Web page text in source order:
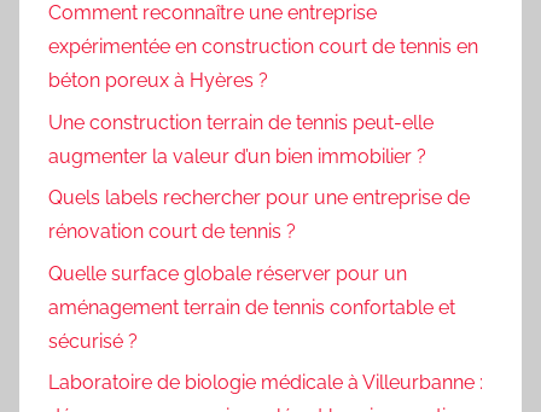
Comment reconnaître une entreprise
expérimentée en construction court de tennis en
béton poreux à Hyères ?
Une construction terrain de tennis peut-elle
augmenter la valeur d’un bien immobilier ?
Quels labels rechercher pour une entreprise de
rénovation court de tennis ?
Quelle surface globale réserver pour un
aménagement terrain de tennis confortable et
sécurisé ?
Laboratoire de biologie médicale à Villeurbanne :